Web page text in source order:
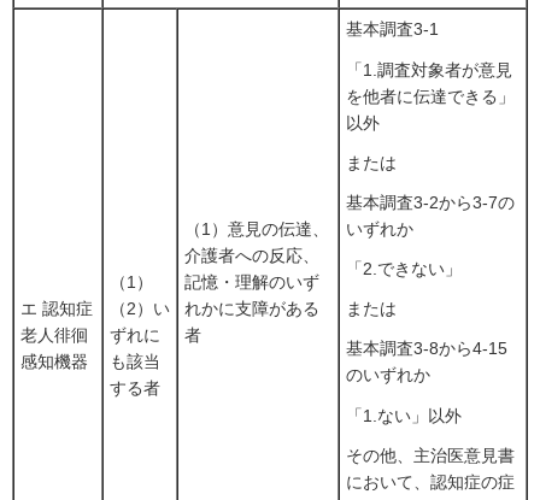
エ 認知症
老人徘徊
感知機器
（1）
（2）い
ずれに
も該当
する者
（1）意見の伝達、
介護者への反応、
記憶・理解のいず
れかに支障がある
者
基本調査3-1
「1.調査対象者が意見
を他者に伝達できる」
以外
または
基本調査3-2から3-7の
いずれか
「2.できない」
または
基本調査3-8から4-15
のいずれか
「1.ない」以外
その他、主治医意見書
において、認知症の症